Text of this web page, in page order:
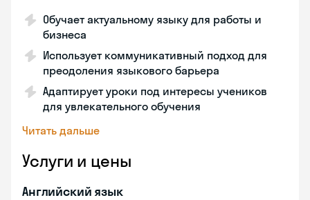
Обучает актуальному языку для работы и
бизнеса
Использует коммуникативный подход для
преодоления языкового барьера
Адаптирует уроки под интересы учеников
для увлекательного обучения
Читать дальше
Услуги и цены
Английский язык